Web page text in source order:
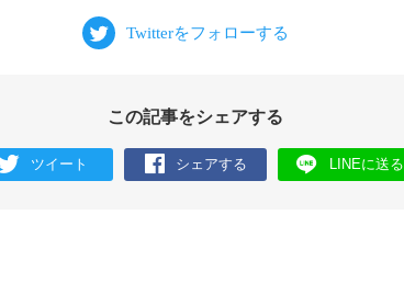
この記事をシェアする
ツイート シェアする LINEに送る